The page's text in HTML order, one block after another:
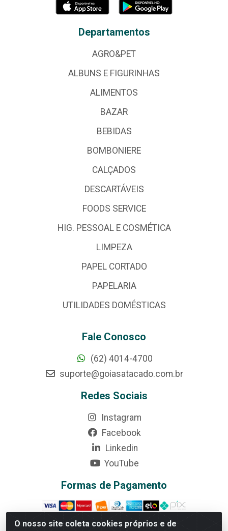
O nosso site coleta cookies próprios e de
Departamentos
AGRO&PET
ALBUNS E FIGURINHAS
ALIMENTOS
BAZAR
BEBIDAS
BOMBONIERE
CALÇADOS
DESCARTÁVEIS
FOODS SERVICE
HIG. PESSOAL E COSMÉTICA
LIMPEZA
PAPEL CORTADO
PAPELARIA
UTILIDADES DOMÉSTICAS
Fale Conosco
(62) 4014-4700
suporte@goiasatacado.com.br
Redes Sociais
Instagram
Facebook
Linkedin
YouTube
Formas de Pagamento